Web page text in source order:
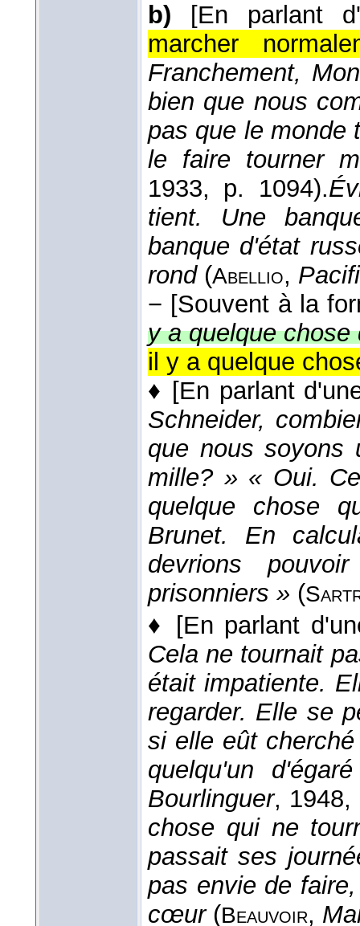
b)
[En parlant
marcher
Franchement,
bien que nous
pas que le monde
le faire tourner
1933, p. 1094).
tient. Une
banque d'état
rond(Abellio,
− [Souvent à la
y a quelque
il y a quelque
♦ [En parlant
Schneider,
que nous soyons
mille? » « Oui.
quelque chose
Brunet. En
devrions
prisonniers » (
♦
[En parlant
Cela ne tournait
était impatiente.
regarder. Elle se
si elle eût
quelqu'un
Bourlinguer, 1948,
chose qui ne
passait ses
pas envie de
cœur(Beauvoir,